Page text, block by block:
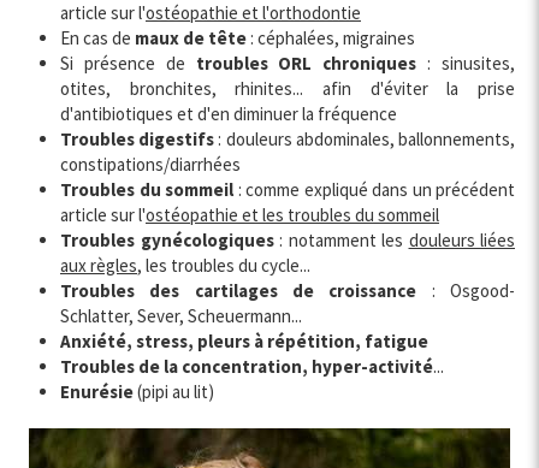
article sur l'ostéopathie et l'orthodontie
En cas de maux de tête : céphalées, migraines
Si présence de troubles ORL chroniques : sinusites,
otites, bronchites, rhinites... afin d'éviter la prise
d'antibiotiques et d'en diminuer la fréquence
Troubles digestifs : douleurs abdominales, ballonnements,
constipations/diarrhées
Troubles du sommeil : comme expliqué dans un précédent
article sur l'ostéopathie et les troubles du sommeil
Troubles gynécologiques: notamment les douleurs liées
aux règles, les troubles du cycle...
Troubles des cartilages de croissance : Osgood-
Schlatter, Sever, Scheuermann...
Anxiété, stress, pleurs à répétition, fatigue
Troubles de la concentration, hyper-activité...
Enurésie(pipi au lit)